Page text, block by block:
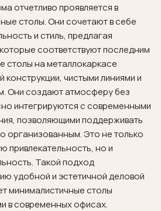
отчетливо проявляется в
столы. Они сочетают в себе
и стиль, предлагая
соответствуют последним
столы на металлокаркасе
конструкции, чистыми линиями и
Они создают атмосферу без
интегрируются с современными
позволяющими поддерживать
организованным. Это не только
привлекательность, но и
Такой подход
удобной и эстетичной деловой
минималистичные столы
в современных офисах.